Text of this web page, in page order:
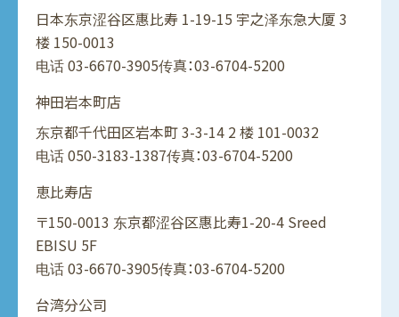
日本东京涩谷区惠比寿 1-19-15 宇之泽东急大厦 3
楼 150-0013
电话03-6670-3905传真：03-6704-5200
神田岩本町店
东京都千代田区岩本町 3-3-14 2 楼 101-0032
电话050-3183-1387传真：03-6704-5200
恵比寿店
〒150-0013 东京都涩谷区惠比寿1-20-4 Sreed
EBISU 5F
电话03-6670-3905传真：03-6704-5200
台湾分公司